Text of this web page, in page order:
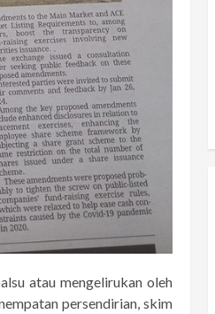
atau mengelirukan oleh
persendirian, skim